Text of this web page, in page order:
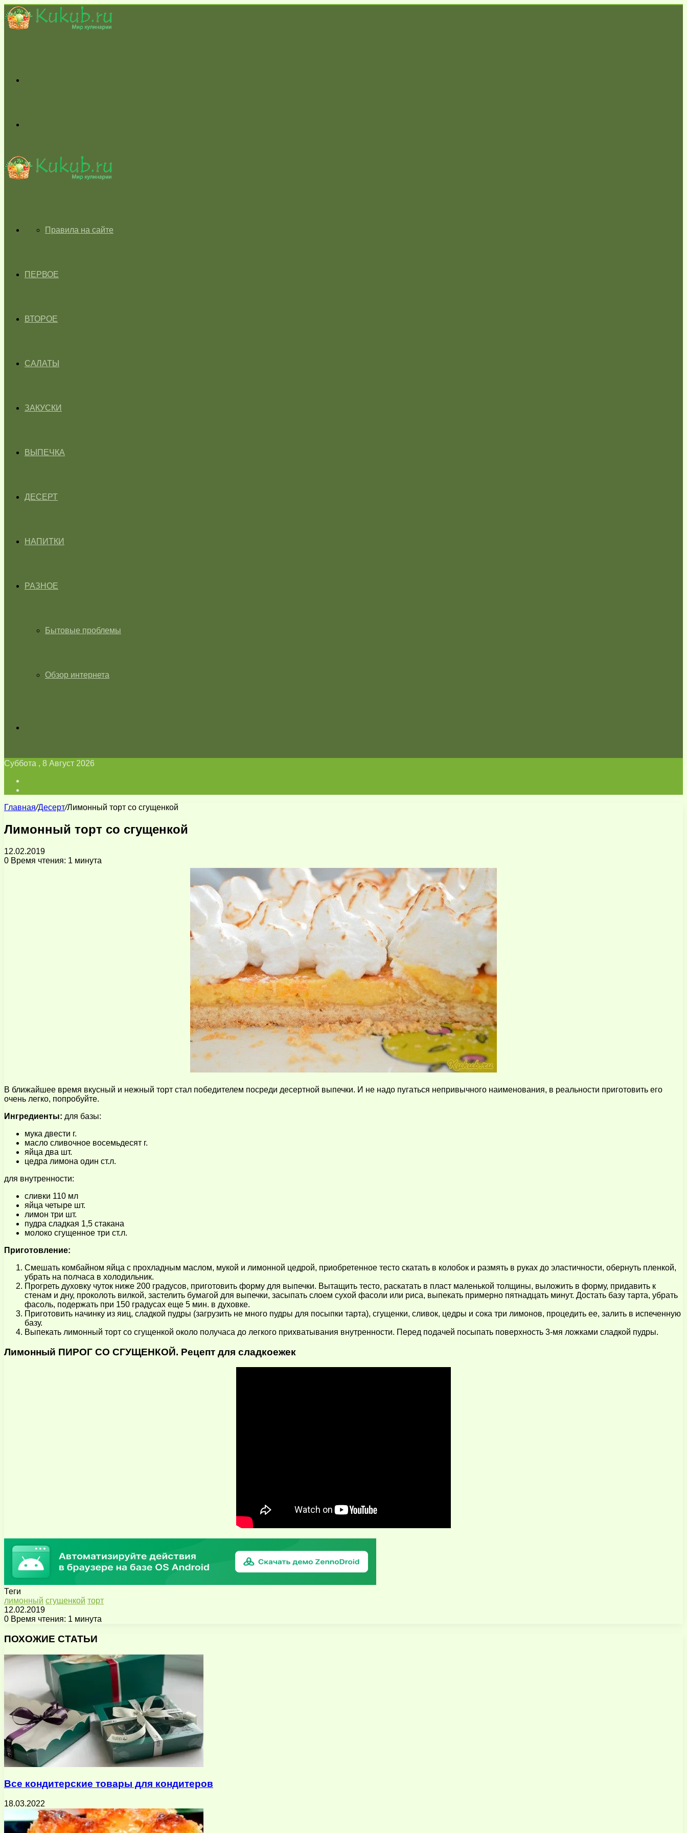
skin
ГЛАВНАЯПравила на сайте
ПЕРВОЕ
ВТОРОЕ
САЛАТЫ
ЗАКУСКИ
ВЫПЕЧКА
ДЕСЕРТ
НАПИТКИ
РАЗНОЕ
Бытовые проблемы
Обзор интернета
Суббота , 8 Август 2026
Главная/Десерт/Лимонный торт со сгущенкой
Лимонный торт со сгущенкой
12.02.2019
0 Время чтения: 1 минута
В ближайшее время вкусный и нежный торт стал победителем посреди десертной выпечки. И не надо пугаться непривычного наименования, в реальности приготовить его
очень легко, попробуйте.
Ингредиенты: для базы:
мука двести г.
масло сливочное восемьдесят г.
яйца два шт.
цедра лимона один ст.л.
для внутренности:
сливки 110 мл
яйца четыре шт.
лимон три шт.
пудра сладкая 1,5 стакана
молоко сгущенное три ст.л.
Приготовление:
Смешать комбайном яйца с прохладным маслом, мукой и лимонной цедрой, приобретенное тесто скатать в колобок и размять в руках до эластичности, обернуть пленкой,
убрать на полчаса в холодильник.
Прогреть духовку чуток ниже 200 градусов, приготовить форму для выпечки. Вытащить тесто, раскатать в пласт маленькой толщины, выложить в форму, придавить к
стенам и дну, проколоть вилкой, застелить бумагой для выпечки, засыпать слоем сухой фасоли или риса, выпекать примерно пятнадцать минут. Достать базу тарта, убрать
фасоль, подержать при 150 градусах еще 5 мин. в духовке.
Приготовить начинку из яиц, сладкой пудры (загрузить не много пудры для посыпки тарта), сгущенки, сливок, цедры и сока три лимонов, процедить ее, залить в испеченную
базу.
Выпекать лимонный торт со сгущенкой около получаса до легкого прихватывания внутренности. Перед подачей посыпать поверхность 3-мя ложками сладкой пудры.
Лимонный ПИРОГ СО СГУЩЕНКОЙ. Рецепт для сладкоежек
Теги
лимонный сгущенкой торт
12.02.2019
0 Время чтения: 1 минута
через
почту
ПОХОЖИЕ СТАТЬИ
Все кондитерские товары для кондитеров
18.03.2022